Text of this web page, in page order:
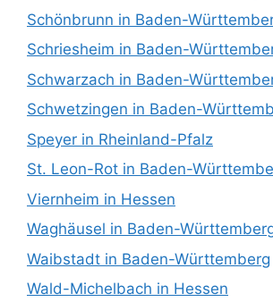
Schönbrunn in Baden-
Schriesheim in Baden-
Schwarzach in Baden-
Schwetzingen in Baden-
Speyer in Rheinland-Pfalz
St. Leon-Rot in Baden-
Viernheim in Hessen
Waghäusel in Baden-
Waibstadt in Baden-Württemberg
Wald-Michelbach in Hessen